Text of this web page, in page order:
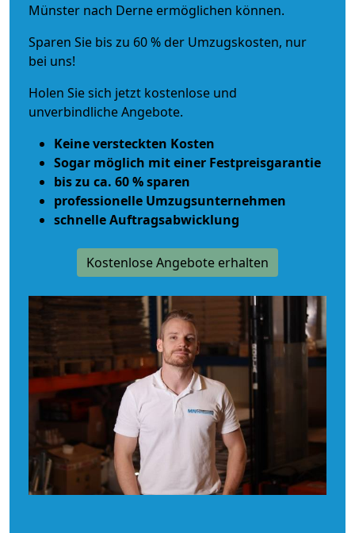
Münster nach Derne ermöglichen können.
Sparen Sie bis zu 60 % der Umzugskosten, nur
bei uns!
Holen Sie sich jetzt kostenlose und
unverbindliche Angebote.
Keine versteckten Kosten
Sogar möglich mit einer Festpreisgarantie
bis zu ca. 60 % sparen
professionelle Umzugsunternehmen
schnelle Auftragsabwicklung
Kostenlose Angebote erhalten